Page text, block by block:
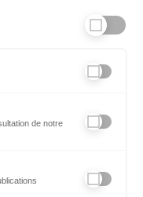
de notre